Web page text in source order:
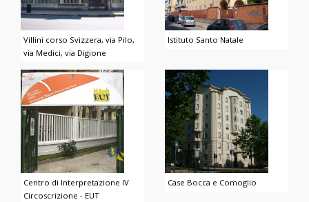
Villini corso Svizzera, via Pilo,
via Medici, via Digione
Istituto Santo Natale
Centro di Interpretazione IV
Circoscrizione - EUT
Case Bocca e Comoglio